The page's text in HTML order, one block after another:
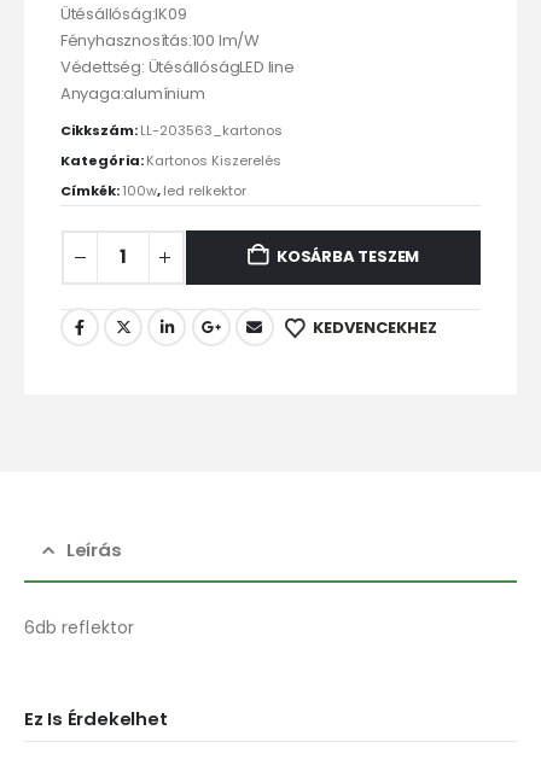
Ütésállóság:IK09
Fényhasznosítás:100 lm/W
Védettség: ÜtésállóságLED line
Anyaga:alumínium
Cikkszám:LL-203563_kartonos
Kategória:Kartonos Kiszerelés
Címkék:100w,led relkektor
KOSÁRBA TESZEM
KEDVENCEKHEZ
Leírás
6db reflektor
Ez Is Érdekelhet